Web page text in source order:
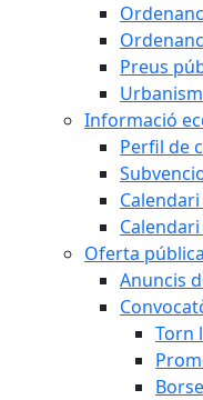
Preus
Informació
Perfil de
Oferta
Anuncis
Torn